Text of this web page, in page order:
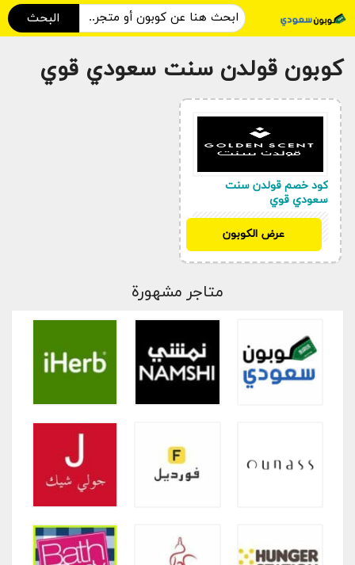
البحث
كوبون قولدن سنت سعودي قوي
كود خصم قولدن سنت
سعودي قوي
عرض الكوبون
متاجر مشهورة